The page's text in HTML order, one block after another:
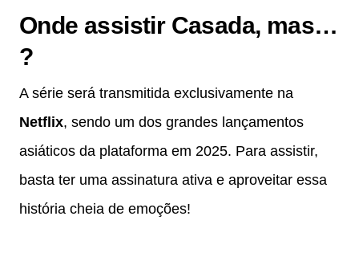
Onde assistir Casada, mas…
?
A série será transmitida exclusivamente na
Netflix, sendo um dos grandes lançamentos
asiáticos da plataforma em 2025. Para assistir,
basta ter uma assinatura ativa e aproveitar essa
história cheia de emoções!